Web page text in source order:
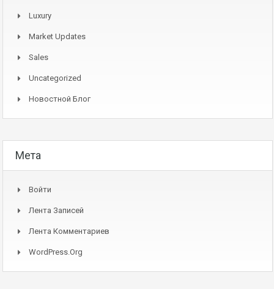
Luxury
Market Updates
Sales
Uncategorized
Новостной Блог
Мета
Войти
Лента Записей
Лента Комментариев
WordPress.org